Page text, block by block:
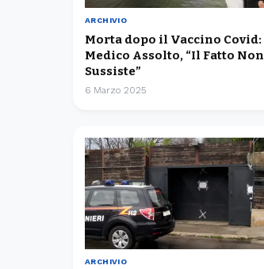
ARCHIVIO
Morta dopo il Vaccino Covid:
Medico Assolto, “Il Fatto Non
Sussiste”
6 Marzo 2025
ARCHIVIO